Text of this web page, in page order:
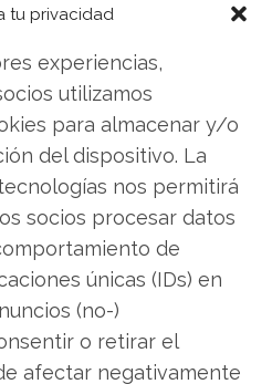
tu privacidad
experiencias,
utilizamos
para almacenar y/o
del dispositivo. La
nos permitirá
socios procesar datos
de
únicas (IDs) en
(no-)
o retirar el
afectar negativamente
Twitter
LinkedIn